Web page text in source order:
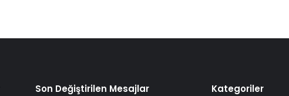
Son Değiştirilen Mesajlar Kategoriler